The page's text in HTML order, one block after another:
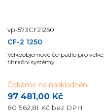
vp-573CF21250
CF-2 1250
Velkoobjemové čerpadlo pro velké
filtrační systémy
97 481,00 Kč
80 562,81 Kč bez DPH
Čekáme na naskladnění